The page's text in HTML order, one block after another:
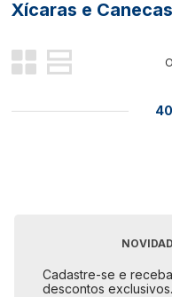
Xícaras e Canecas
Cadastre-se e
descontos exclusivos.